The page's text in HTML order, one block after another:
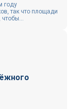
году
так что площади